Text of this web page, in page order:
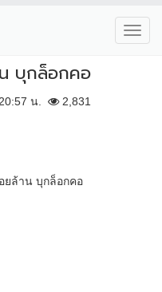
น บุกล็อกคอ
น. 2,831